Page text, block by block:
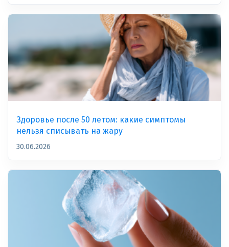
Здоровье после 50 летом: какие симптомы
нельзя списывать на жару
30.06.2026